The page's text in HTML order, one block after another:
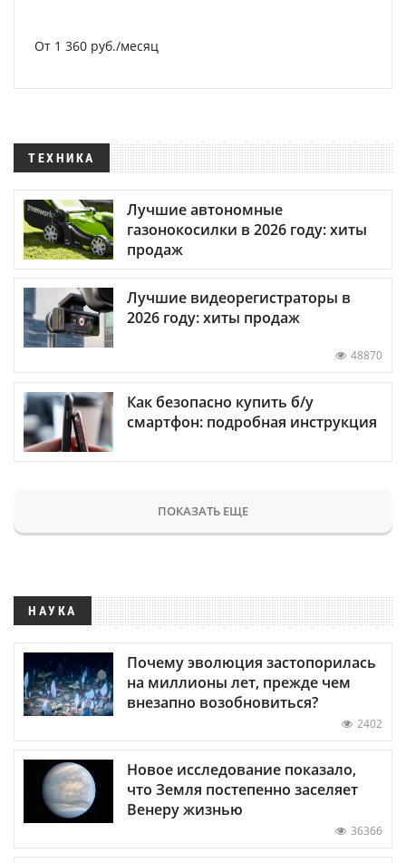
От 1 360 руб./месяц
ТЕХНИКА
Лучшие автономные
газонокосилки в 2026 году: хиты
продаж
Лучшие видеорегистраторы в
2026 году: хиты продаж
48870
Как безопасно купить б/у
смартфон: подробная инструкция
ПОКАЗАТЬ ЕЩЕ
НАУКА
Почему эволюция застопорилась
на миллионы лет, прежде чем
внезапно возобновиться?
2402
Новое исследование показало,
что Земля постепенно заселяет
Венеру жизнью
36366